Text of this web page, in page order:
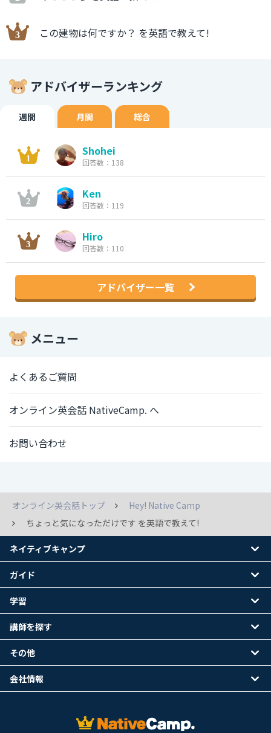
この建物は何ですか？ を英語で教えて!
アドバイザーランキング
週間 月間 総合
Shohei
回答数：138
Ken
回答数：119
Hiro
回答数：110
アドバイザー一覧
メニュー
よくあるご質問
オンライン英会話 NativeCamp. へ
お問い合わせ
オンライン英会話トップ
Hey! Native Camp
ちょっと気になっただけです を英語で教えて!
ネイティブキャンプ
ガイド
学習
講師を探す
その他
会社情報